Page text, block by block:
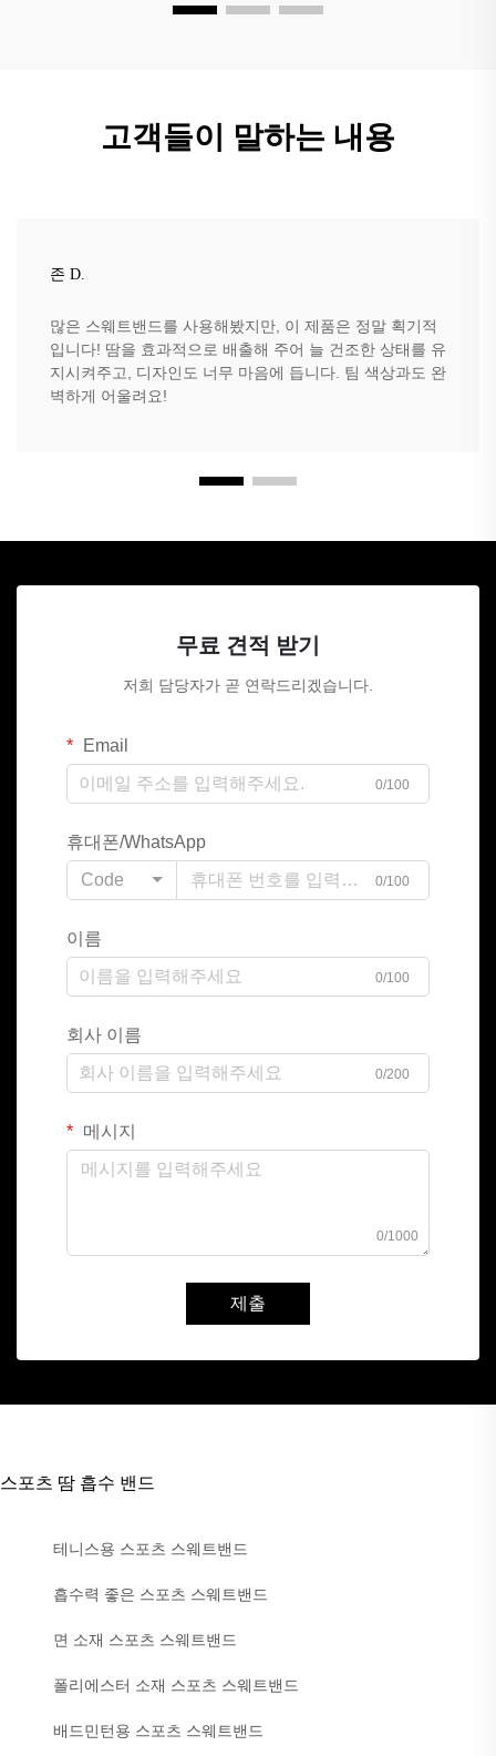
고객들이 말하는 내용
존 D.
많은 스웨트밴드를 사용해봤지만, 이 제품은 정말 획기적
입니다! 땀을 효과적으로 배출해 주어 늘 건조한 상태를 유
지시켜주고, 디자인도 너무 마음에 듭니다. 팀 색상과도 완
벽하게 어울려요!
무료 견적 받기
저희 담당자가 곧 연락드리겠습니다.
Email
0/100
휴대폰/WhatsApp
Code
0/100
이름
0/100
회사 이름
0/200
메시지
0/1000
제출
스포츠 땀 흡수 밴드
테니스용 스포츠 스웨트밴드
흡수력 좋은 스포츠 스웨트밴드
면 소재 스포츠 스웨트밴드
폴리에스터 소재 스포츠 스웨트밴드
배드민턴용 스포츠 스웨트밴드